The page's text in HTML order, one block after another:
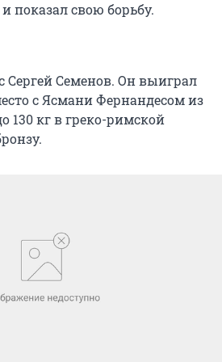
показал свою борьбу.
Сергей Семенов. Он выиграл
с Ясмани Фернандесом из
130 кг в греко-римской